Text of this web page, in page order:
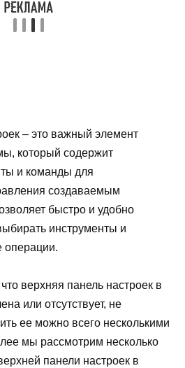
– это важный элемент
который содержит
и команды для
создаваемым
быстро и удобно
инструменты и
операции.
верхняя панель настроек в
или отсутствует, не
ее можно всего несколькими
мы рассмотрим несколько
панели настроек в